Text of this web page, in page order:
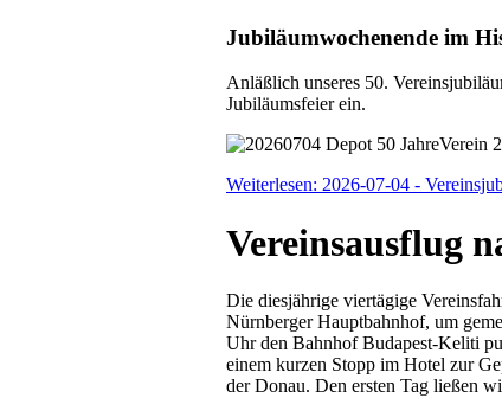
Jubiläumwochenende im
Anläßlich unseres 50.
Jubiläumsfeier ein.
Weiterlesen: 2026-07-04 -
Vereinsausflug
Die diesjährige viertägige
Nürnberger Hauptbahnhof, um
Uhr den Bahnhof Budapest-Keliti
einem kurzen Stopp im Hotel zur
der Donau. Den ersten Tag ließen